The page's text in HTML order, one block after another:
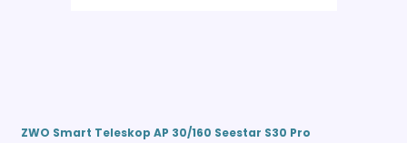
ZWO Smart Teleskop AP 30/160 Seestar S30 Pro